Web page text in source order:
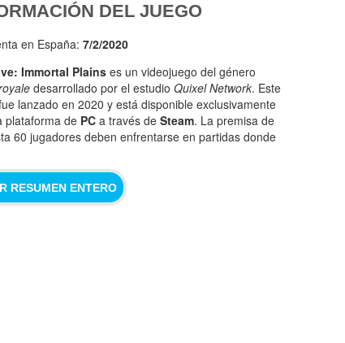
DEL JUEGO
en España: 7/2/2020
Immortal Plains es un videojuego del género
desarrollado por el estudio Quixel Network. Este
lanzado en 2020 y está disponible exclusivamente
plataforma de PC a través de Steam. La premisa de
60 jugadores deben enfrentarse en partidas donde
RESUMEN ENTERO